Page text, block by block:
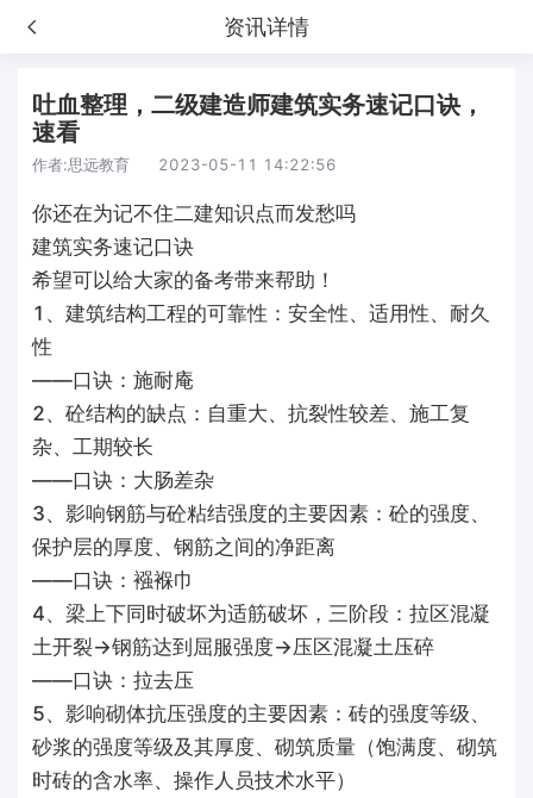
资讯详情
吐血整理，二级建造师建筑实务速记口诀，
速看
作者:思远教育 2023-05-11 14:22:56
你还在为记不住二建知识点而发愁吗
建筑实务速记口诀
希望可以给大家的备考带来帮助！
1、建筑结构工程的可靠性：安全性、适用性、耐久
性
——口诀：施耐庵
2、砼结构的缺点：自重大、抗裂性较差、施工复
杂、工期较长
——口诀：大肠差杂
3、影响钢筋与砼粘结强度的主要因素：砼的强度、
保护层的厚度、钢筋之间的净距离
——口诀：襁褓巾
4、梁上下同时破坏为适筋破坏，三阶段：拉区混凝
土开裂→钢筋达到屈服强度→压区混凝土压碎
——口诀：拉去压
5、影响砌体抗压强度的主要因素：砖的强度等级、
砂浆的强度等级及其厚度、砌筑质量（饱满度、砌筑
时砖的含水率、操作人员技术水平）